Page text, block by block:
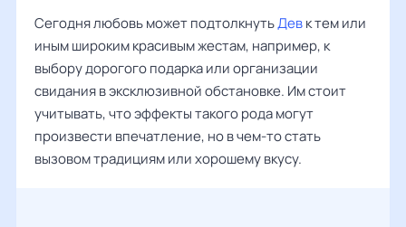
Сегодня любовь может подтолкнутьДевк тем или
иным широким красивым жестам, например, к
выбору дорогого подарка или организации
свидания в эксклюзивной обстановке. Им стоит
учитывать, что эффекты такого рода могут
произвести впечатление, но в чем-то стать
вызовом традициям или хорошему вкусу.